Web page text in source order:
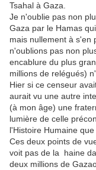
Tsahal à Gaza.
Je n'oublie pas non
Gaza par le Hamas
mais nullement à s'en
n'oublions pas non
encablure du plus
millions de relégués)
Hier si ce censeur
aurait vu une autre
(à mon âge) une
lumière de celle
l'Histoire Humaine
Ces deux points de
voit pas de la haine
deux millions de